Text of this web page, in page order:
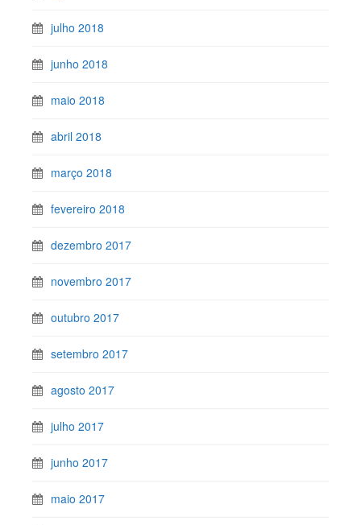
julho 2018
junho 2018
maio 2018
abril 2018
março 2018
fevereiro 2018
dezembro 2017
novembro 2017
outubro 2017
setembro 2017
agosto 2017
julho 2017
junho 2017
maio 2017